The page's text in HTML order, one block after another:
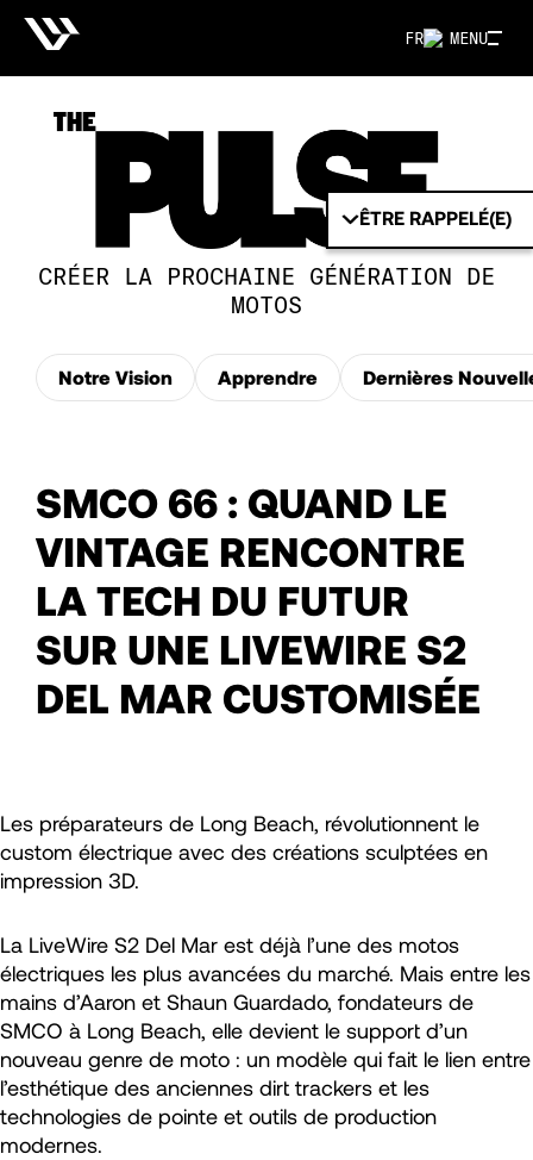
MENU
FR
ÊTRE RAPPELÉ(E)
CRÉER LA PROCHAINE GÉNÉRATION DE
MOTOS
Notre Vision Apprendre Dernières
SMCO 66 : QUAND LE
VINTAGE RENCONTRE
LA TECH DU FUTUR
SUR UNE LIVEWIRE S2
DEL MAR CUSTOMISÉE
Les préparateurs de Long Beach, révolutionnent le
custom électrique avec des créations sculptées en
impression 3D.
La LiveWire S2 Del Mar est déjà l’une des motos
électriques les plus avancées du marché. Mais entre les
mains d’Aaron et Shaun Guardado, fondateurs de
SMCO à Long Beach, elle devient le support d’un
nouveau genre de moto : un modèle qui fait le lien entre
l’esthétique des anciennes dirt trackers et les
technologies de pointe et outils de production
modernes.